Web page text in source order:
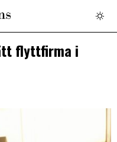
flyttfirma i